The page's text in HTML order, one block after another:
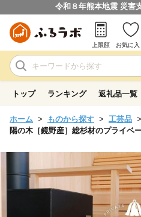
令和８年熊本地震 災害
上限額 お気に入
トップ ランキング 返礼品一覧
ホーム ものから探す 工芸品
陽の木［鏡野産］総杉材のプライベ